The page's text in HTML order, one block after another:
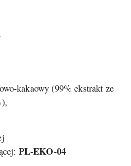
kakaowy (99% ekstrakt ze
PL-EKO-04